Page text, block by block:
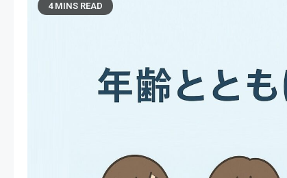
4 MINS READ